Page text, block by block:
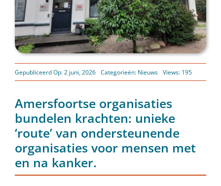
Gepubliceerd Op: 2 juni, 2026 Categorieën: Nieuws Views: 195
Amersfoortse organisaties
bundelen krachten: unieke
‘route’ van ondersteunende
organisaties voor mensen met
en na kanker.